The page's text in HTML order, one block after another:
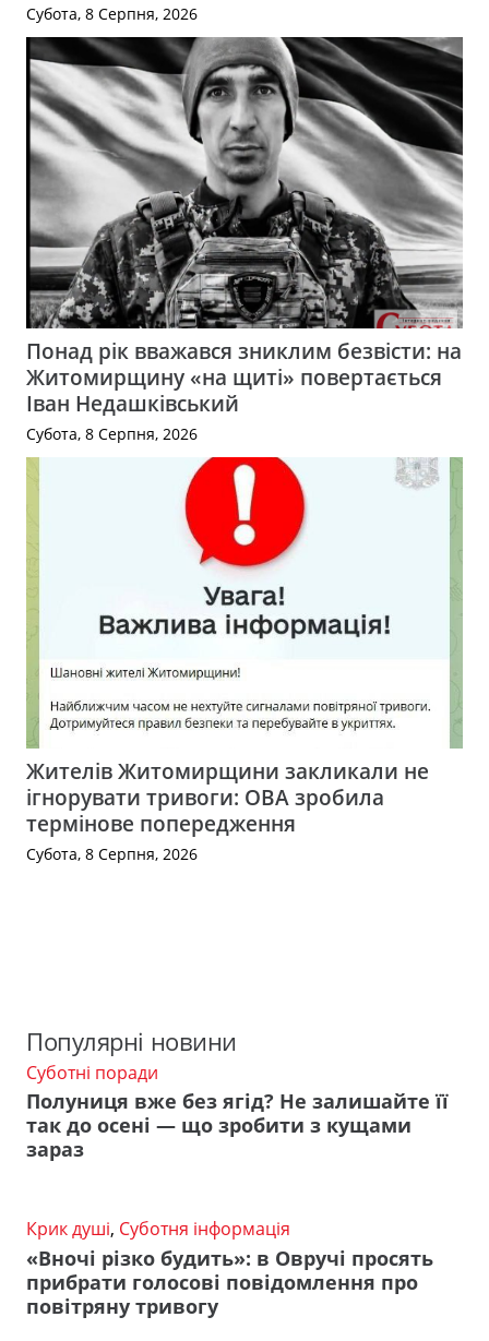
Субота, 8 Серпня, 2026
Понад рік вважався зниклим безвісти: на
Житомирщину «на щиті» повертається
Іван Недашківський
Субота, 8 Серпня, 2026
Жителів Житомирщини закликали не
ігнорувати тривоги: ОВА зробила
термінове попередження
Субота, 8 Серпня, 2026
Популярні новини
Суботні поради
Полуниця вже без ягід? Не залишайте її
так до осені — що зробити з кущами
зараз
Крик душі, Суботня інформація
«Вночі різко будить»: в Овручі просять
прибрати голосові повідомлення про
повітряну тривогу